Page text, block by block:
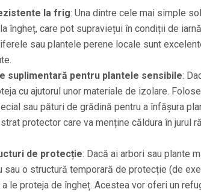
la frig: Una dintre cele mai simple
îngheț, care pot supraviețui în condiții de
sau plantele perene locale sunt
suplimentară pentru plantele sensibile:
cu ajutorul unor materiale de izolare.
sau pături de grădină pentru a înfășura
protector care va menține căldura în jurul
de protecție: Dacă ai arbori sau plante
sau o structură temporară de protecție (de
le proteja de îngheț. Acestea vor oferi un